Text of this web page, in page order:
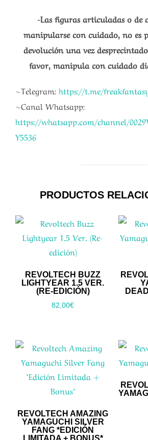
-Las figuras articuladas o de
manipularse con cuidado, no es
devolución una vez
favor, manipula con cuidado
~Telegram: https://t.me/
~Canal Whatsapp:
https://whatsapp.com/channel/
Y5536
PRODUCTOS
REVOLTECH BUZZ
LIGHTYEAR 1.5 VER.
(RE-EDICIÓN)
82,00€
REVOLTECH AMAZING
YAMAGUCHI SILVER
FANG *EDICIÓN
LIMITADA + BONUS*